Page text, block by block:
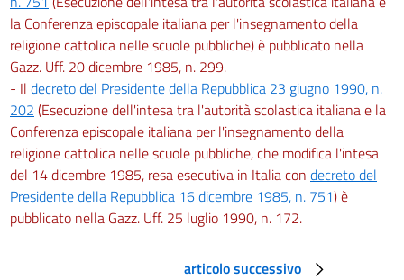
la Conferenza episcopale italiana per l'insegnamento della
religione cattolica nelle scuole pubbliche) è pubblicato nella
Gazz. Uff. 20 dicembre 1985, n. 299.
- Il decreto del Presidente della Repubblica 23 giugno 1990, n.
202 (Esecuzione dell'intesa tra l'autorità scolastica italiana e la
Conferenza episcopale italiana per l'insegnamento della
religione cattolica nelle scuole pubbliche, che modifica l'intesa
del 14 dicembre 1985, resa esecutiva in Italia con decreto del
Presidente della Repubblica 16 dicembre 1985, n. 751) è
pubblicato nella Gazz. Uff. 25 luglio 1990, n. 172.
articolo successivo